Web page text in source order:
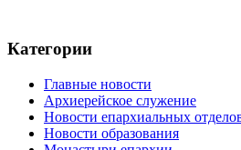
Категории
Главные новости
Архиерейское служение
Новости епархиальных
Новости образования